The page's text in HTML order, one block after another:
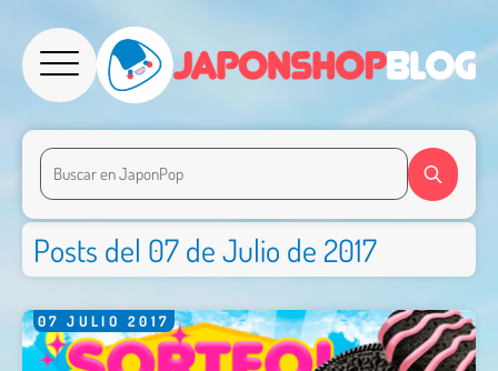
Posts del 07 de Julio de 2017
07 JULIO 2017